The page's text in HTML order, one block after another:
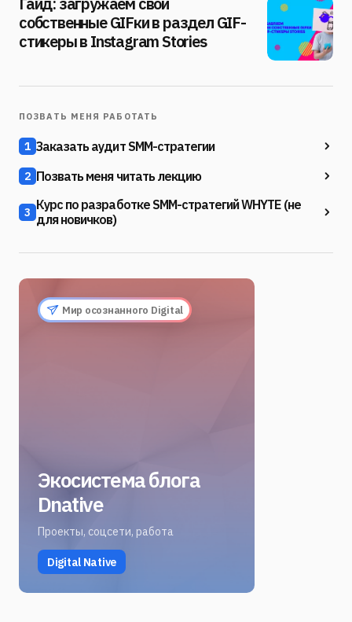
собственные GIFки в раздел GIF-
стикеры в Instagram Stories
ПОЗВАТЬ МЕНЯ РАБОТАТЬ
1 Заказать аудит SMM-стратегии
2 Позвать меня читать лекцию
3 Курс по разработке SMM-стратегий WHYTE (не
для новичков)
Мир осознанного Digital
Экосистема блога
Dnative
Проекты, соцсети, работа
Digital Native